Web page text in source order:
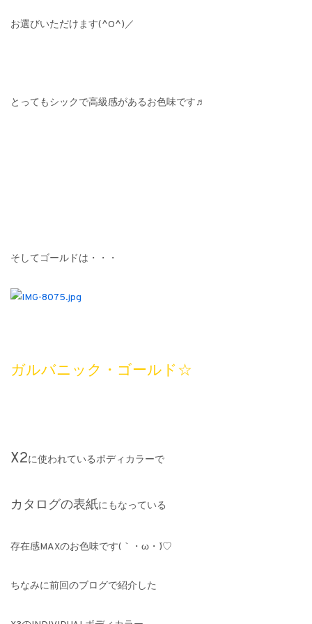
お選びいただけます(^O^)／
とってもシックで高級感があるお色味です♬
そしてゴールドは・・・
ガルバニック・ゴールド☆
X2に使われているボディカラーで
カタログの表紙にもなっている
存在感MAXのお色味です(｀・ω・´)♡
ちなみに前回のブログで紹介した